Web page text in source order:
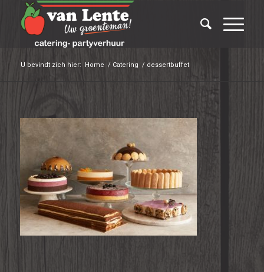
U bevindt zich hier: Home / Catering / dessertbuffet